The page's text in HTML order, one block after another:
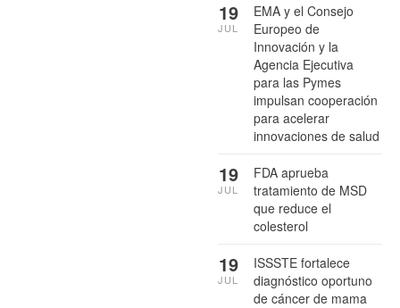
EMA y el Consejo
Europeo de
Innovación y la
Agencia Ejecutiva
para las Pymes
impulsan cooperación
para acelerar
innovaciones de salud
19
JUL
FDA aprueba
tratamiento de MSD
que reduce el
colesterol
19
JUL
ISSSTE fortalece
diagnóstico oportuno
de cáncer de mama
19
JUL